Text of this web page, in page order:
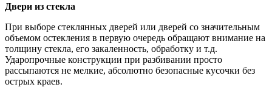
Двери из стекла
При выборе стеклянных дверей или дверей со значительным
объемом остекления в первую очередь обращают внимание на
толщину стекла, его закаленность, обработку и т.д.
Ударопрочные конструкции при разбивании просто
рассыпаются не мелкие, абсолютно безопасные кусочки без
острых краев.